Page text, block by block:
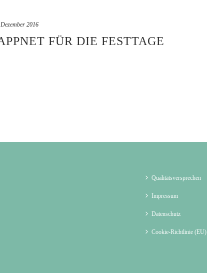
2016
FÜR DIE FESTTAGE
Qualitätsversprechen
Impressum
Datenschutz
Cookie-Richtlinie (EU)